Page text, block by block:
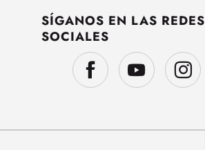
SÍGANOS EN LAS REDES
SOCIALES